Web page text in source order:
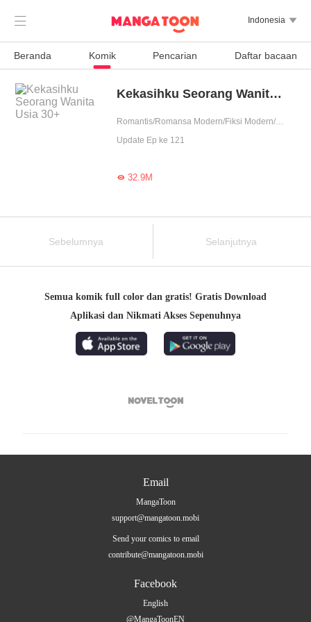
 Indonesia 
Beranda Komik Pencarian Daftar bacaan
Kekasihku Seorang Wanita Usia 30+
Romantis/Romansa Modern/Fiksi Modern/Asmara/Urban/Penyembuhan/Perbedaan usia/Ditakdirkan/Setia/Shota/Wanita perkasa
Update Ep ke 121
32.9M
Sebelumnya Selanjutnya
Semua komik full color dan gratis! Gratis Download
Aplikasi dan Nikmati Akses Sepenuhnya

Email
MangaToon
support@mangatoon.mobi
Send your comics to email
contribute@mangatoon.mobi
Facebook
English
@MangaToonEN